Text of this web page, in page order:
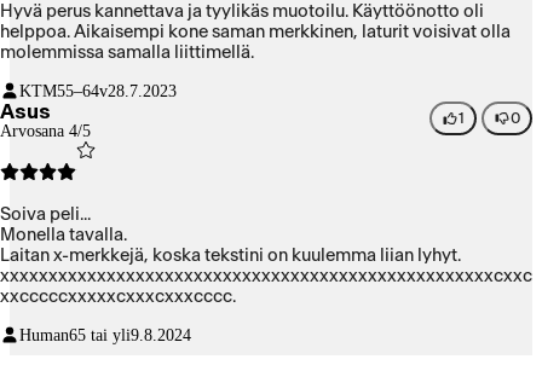
Hyvä perus kannettava ja tyylikäs muotoilu. Käyttöönotto oli
helppoa. Aikaisempi kone saman merkkinen, laturit voisivat olla
molemmissa samalla liittimellä.
KTM55–64v28.7.2023
Asus
Arvosana 4/5
1 0
Soiva peli...
Monella tavalla.
Laitan x-merkkejä, koska tekstini on kuulemma liian lyhyt.
xxxxxxxxxxxxxxxxxxxxxxxxxxxxxxxxxxxxxxxxxxxxxxxxxxxcxxc
xxcccccxxxxxcxxxcxxxcccc.
Human65 tai yli9.8.2024